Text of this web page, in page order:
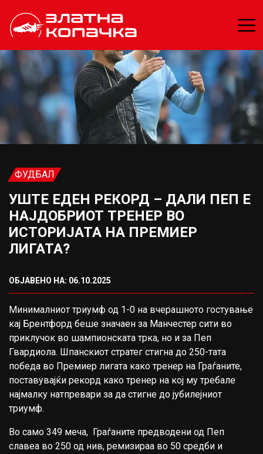
ФУДБАЛ
УШТЕ ЕДЕН РЕКОРД – ДАЛИ ПЕП Е
НАЈДОБРИОТ ТРЕНЕР ВО
ИСТОРИЈАТА НА ПРЕМИЕР
ЛИГАТА?
ОБЈАВЕНО НА: 06.10.2025
Минималниот триумф од 1-0 на вчерашното гостување
кај Брентфорд беше значаен за Манчестер сити во
приклучок во шампионската трка, но и за Пеп
Гвардиола. Шпанскиот стратег стигна до 250-тата
победа во Премиер лигата како тренер на Граѓаните,
поставувајќи рекорд како тренер на кој му требале
најмалку натпревари за да стигне до јубилејниот
триумф.
Во само 349 меча, Граѓаните предводени од Пеп
славеа во 250 од нив, ремизираа во 50 средби и